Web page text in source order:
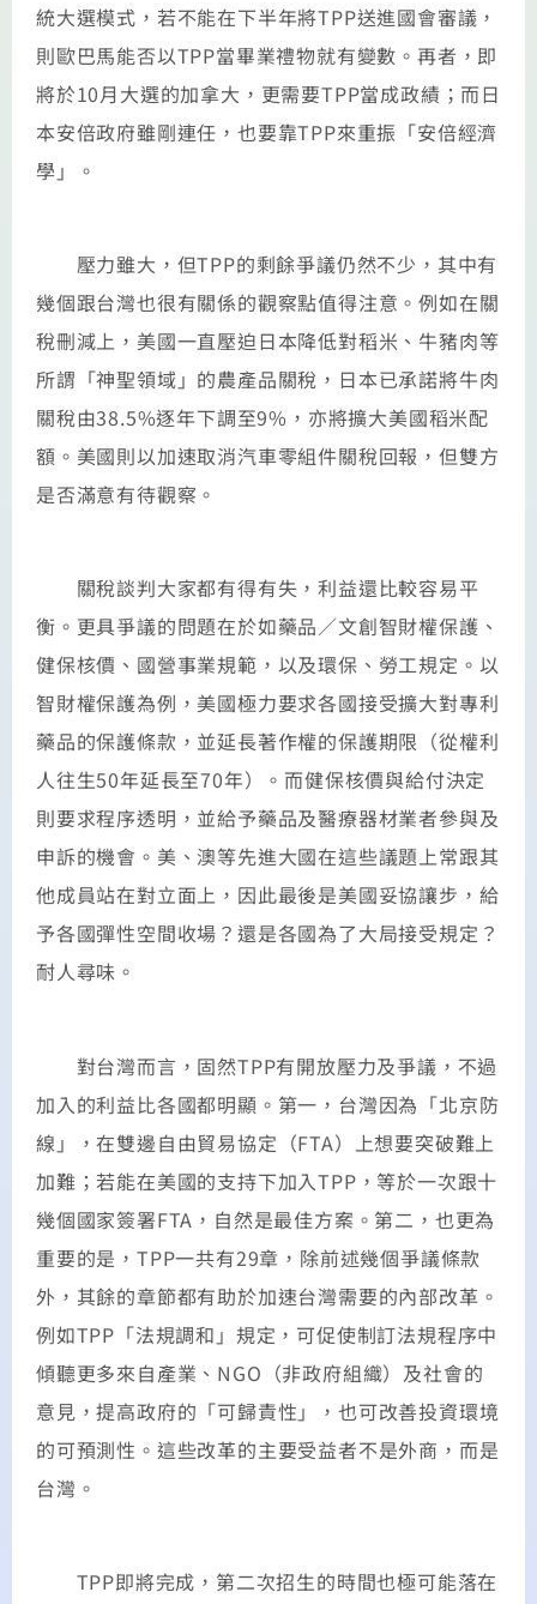
統大選模式，若不能在下半年將TPP送進國會審議，
則歐巴馬能否以TPP當畢業禮物就有變數。再者，即
將於10月大選的加拿大，更需要TPP當成政績；而日
本安倍政府雖剛連任，也要靠TPP來重振「安倍經濟
學」。
壓力雖大，但TPP的剩餘爭議仍然不少，其中有
幾個跟台灣也很有關係的觀察點值得注意。例如在關
稅刪減上，美國一直壓迫日本降低對稻米、牛豬肉等
所謂「神聖領域」的農產品關稅，日本已承諾將牛肉
關稅由38.5%逐年下調至9%，亦將擴大美國稻米配
額。美國則以加速取消汽車零組件關稅回報，但雙方
是否滿意有待觀察。
關稅談判大家都有得有失，利益還比較容易平
衡。更具爭議的問題在於如藥品／文創智財權保護、
健保核價、國營事業規範，以及環保、勞工規定。以
智財權保護為例，美國極力要求各國接受擴大對專利
藥品的保護條款，並延長著作權的保護期限（從權利
人往生50年延長至70年）。而健保核價與給付決定
則要求程序透明，並給予藥品及醫療器材業者參與及
申訴的機會。美、澳等先進大國在這些議題上常跟其
他成員站在對立面上，因此最後是美國妥協讓步，給
予各國彈性空間收場？還是各國為了大局接受規定？
耐人尋味。
對台灣而言，固然TPP有開放壓力及爭議，不過
加入的利益比各國都明顯。第一，台灣因為「北京防
線」，在雙邊自由貿易協定（FTA）上想要突破難上
加難；若能在美國的支持下加入TPP，等於一次跟十
幾個國家簽署FTA，自然是最佳方案。第二，也更為
重要的是，TPP一共有29章，除前述幾個爭議條款
外，其餘的章節都有助於加速台灣需要的內部改革。
例如TPP「法規調和」規定，可促使制訂法規程序中
傾聽更多來自產業、NGO（非政府組織）及社會的
意見，提高政府的「可歸責性」，也可改善投資環境
的可預測性。這些改革的主要受益者不是外商，而是
台灣。
TPP即將完成，第二次招生的時間也極可能落在